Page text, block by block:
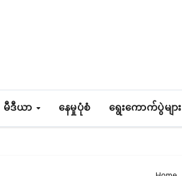
မီဒီယာ နေမှုပုံစံ ရွေးကောက်ပွဲများ